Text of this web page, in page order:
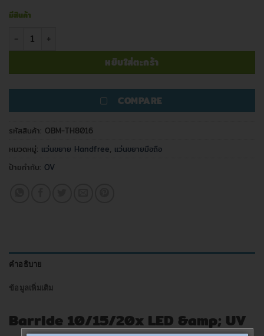
มีสินค้า
จำนวน แว่นขยายทรงครอบ Barride 10/15/20x LED & UV ชิ้น
หยิบใส่ตะกร้า
COMPARE
รหัสสินค้า: OBM-TH8016
หมวดหมู่: แว่นขยาย Handfree, แว่นขยายมือถือ
ป้ายกำกับ: OV
คำอธิบาย
ข้อมูลเพิ่มเติม
Barride 10/15/20x LED &amp; UV